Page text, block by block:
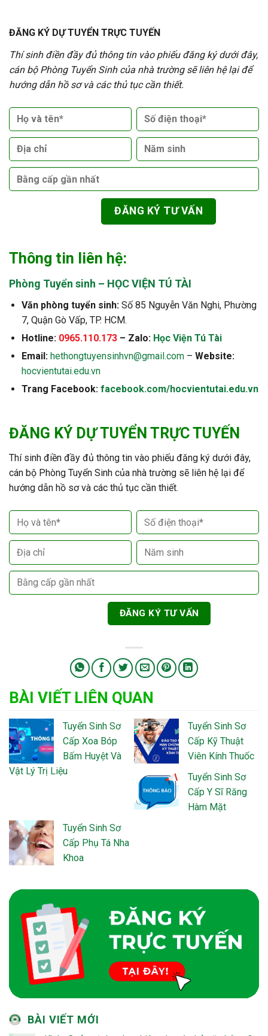
ĐĂNG KÝ DỰ TUYỂN TRỰC TUYẾN
Thí sinh điền đầy đủ thông tin vào phiếu đăng ký dưới đây,
cán bộ Phòng Tuyển Sinh của nhà trường sẽ liên hệ lại để
hướng dẫn hồ sơ và các thủ tục cần thiết.
Thông tin liên hệ:
Phòng Tuyển sinh – HỌC VIỆN TÚ TÀI
Văn phòng tuyển sinh:Số 85 Nguyễn Văn Nghi, Phường
7, Quận Gò Vấp, TP. HCM.
Hotline: 0965.110.173– Zalo: Học Viện Tú Tài
Email: hethongtuyensinhvn@gmail.com– Website:
hocvientutai.edu.vn
Trang Facebook: facebook.com/hocvientutai.edu.vn
ĐĂNG KÝ DỰ TUYỂN TRỰC TUYẾN
Thí sinh điền đầy đủ thông tin vào phiếu đăng ký dưới đây,
cán bộ Phòng Tuyển Sinh của nhà trường sẽ liên hệ lại để
hướng dẫn hồ sơ và các thủ tục cần thiết.
BÀI VIẾT LIÊN QUAN
Tuyển Sinh Sơ
Cấp Xoa Bóp
Bấm Huyệt Và
Vật Lý Trị Liệu
Tuyển Sinh Sơ
Cấp Kỹ Thuật
Viên Kính Thuốc
Tuyển Sinh Sơ
Cấp Y Sĩ Răng
Hàm Mặt
Tuyển Sinh Sơ
Cấp Phụ Tá Nha
Khoa
BÀI VIẾT MỚI